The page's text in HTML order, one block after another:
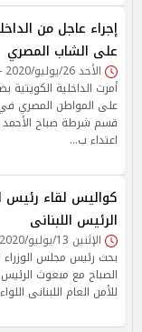
إجراء عاجل من
على الشاب المصري
الأحد 26/يوليو/2020 - 10:11 م
أمرت الداخلية الكويتية
على المواطن المصري في
قسم شرطة صباح
اعتداء ب…
كواليس لقاء رئيس
الرئيس اللبنانى
الإثنين 13/يوليو/2020 - 04:42 م
بحث رئيس مجلس الوزراء
الصباح مع مبعوث الرئيس
للأمن العام اللبنانى